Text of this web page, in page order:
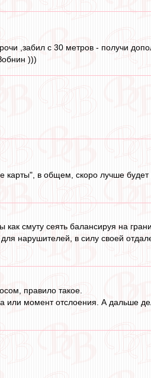
,забил с 30 метров - получи
)))
карты", в общем, скоро лучше будет
смуту сеять балансируя на
нарушителей, в силу своей
правило такое.
или момент отслоения. А дальше